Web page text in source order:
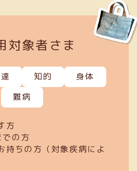
対象者さま
知的
身体
難病
方
の方
持ちの方（対象疾病によ